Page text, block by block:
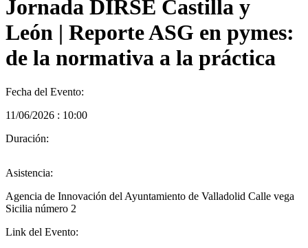
Jornada DIRSE Castilla y
León | Reporte ASG en pymes:
de la normativa a la práctica
Fecha del Evento:
11/06/2026 : 10:00
Duración:
Asistencia:
Agencia de Innovación del Ayuntamiento de Valladolid Calle vega
Sicilia número 2
Link del Evento: